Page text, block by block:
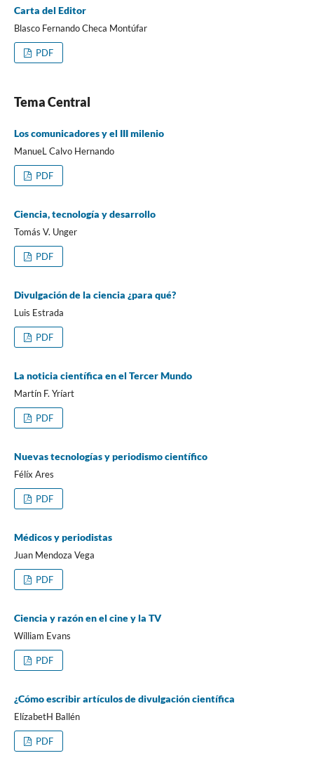
Carta del Editor
Blasco Fernando Checa Montúfar
PDF
Tema Central
Los comunicadores y el III milenio
ManueL Calvo Hernando
PDF
Ciencia, tecnología y desarrollo
Tomás V. Unger
PDF
Divulgación de la ciencia ¿para qué?
Luis Estrada
PDF
La noticia científica en el Tercer Mundo
Martín F. Yríart
PDF
Nuevas tecnologías y periodismo científico
Félíx Ares
PDF
Médicos y periodistas
Juan Mendoza Vega
PDF
Ciencia y razón en el cine y la TV
Wílliam Evans
PDF
¿Cómo escribir artículos de divulgación científica
ElízabetH Ballén
PDF